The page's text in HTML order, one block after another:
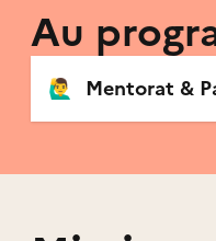
Au
🙋‍♂️ Mentorat &